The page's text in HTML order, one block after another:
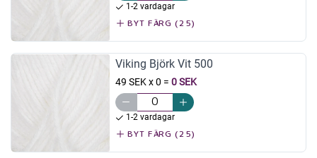
1-2 vardagar
BYT FÄRG (25)
Viking Björk Vit 500
49 SEK x 0 = 0 SEK
1-2 vardagar
BYT FÄRG (25)